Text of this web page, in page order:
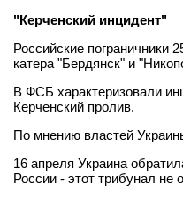
"Керченский инцидент"
Российские пограничники
катера "Бердянск" и
В ФСБ характеризовали
Керченский пролив.
По мнению властей
16 апреля Украина
России - этот трибунал не